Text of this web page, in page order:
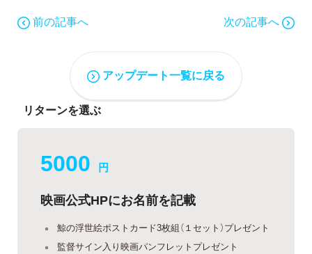
前の記事へ 次の記事へ
アップデート一覧に戻る
リターンを選ぶ
5000 円
映画公式HPにお名前を記載
鯨の浮世絵ポストカード3枚組（１セット）プレゼント
監督サイン入り映画パンフレットプレゼント